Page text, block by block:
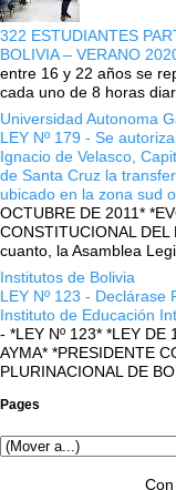
322 ESTUDIANTES
BOLIVIA – VERANO
entre 16 y 22 años se
cada uno de 8 horas
Universidad Autonoma
LEY Nº 179 - Se
Ignacio de Velasco,
de Santa Cruz la
ubicado en la zona sud
OCTUBRE DE 2011*
CONSTITUCIONAL DEL
cuanto, la Asamblea
Institutos de Bolivia
LEY Nº 123 - Declárase
Instituto de Educación
- *LEY Nº 123* *LEY DE
AYMA* *PRESIDENTE
PLURINACIONAL DE
Pages